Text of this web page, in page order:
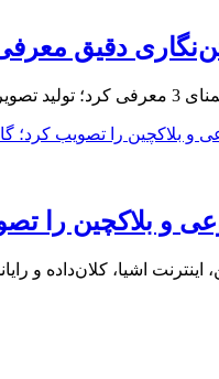
و بلاکچین را
اشیا، کلان‌داده و